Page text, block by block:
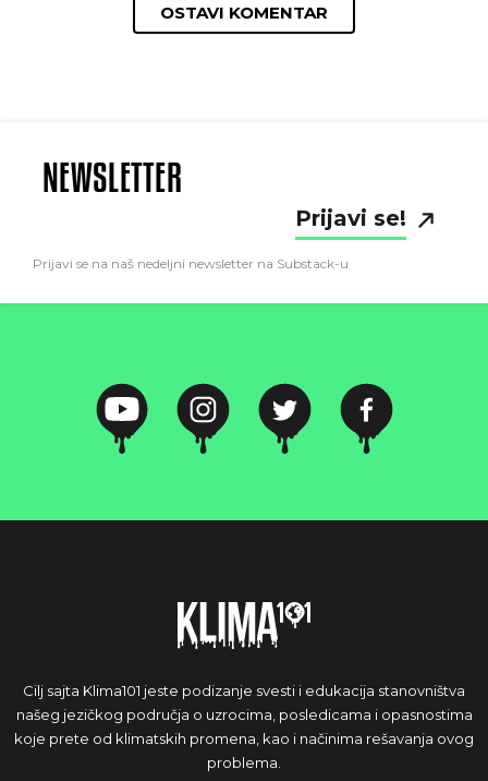
OSTAVI KOMENTAR
NEWSLETTER
Prijavi se!
Prijavi se na naš nedeljni newsletter na Substack-u
Cilj sajta Klima101 jeste podizanje svesti i edukacija stanovništva
našeg jezičkog područja o uzrocima, posledicama i opasnostima
koje prete od klimatskih promena, kao i načinima rešavanja ovog
problema.